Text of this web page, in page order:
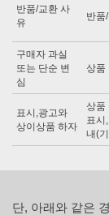
반품/교환 사
유
반품
구매자 과실
또는 단순 변
심
상품
표시,광고와
상이상품 하자
상품
표시
내(
단, 아래와 같은